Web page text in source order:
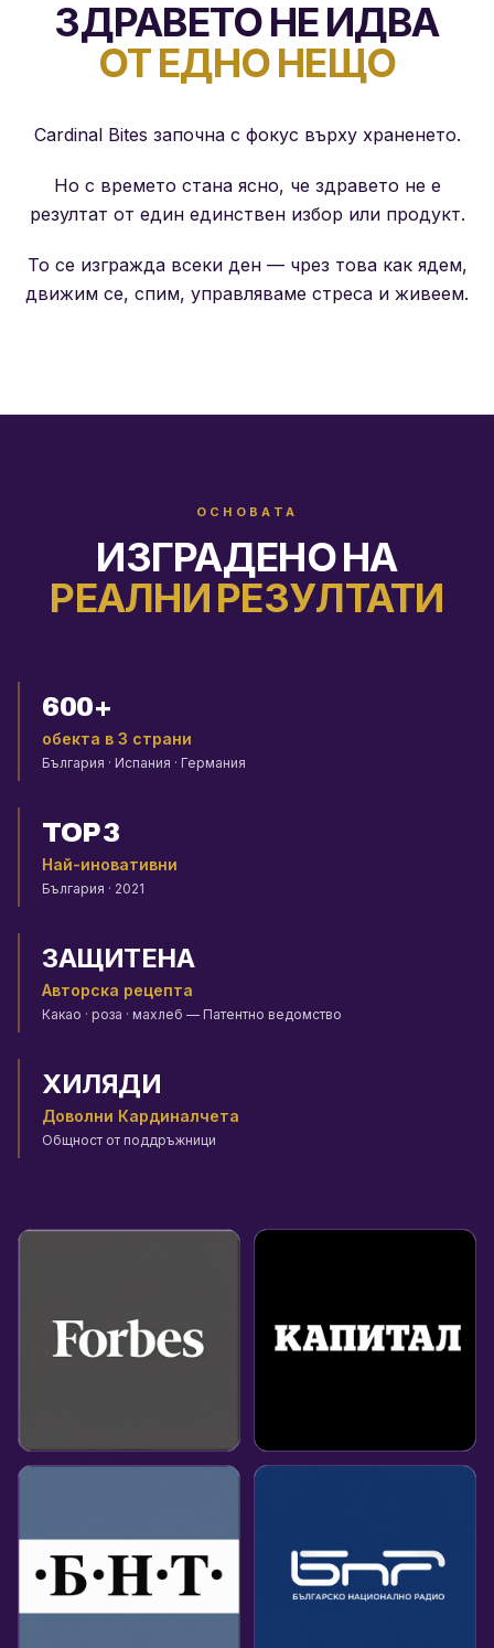
ЗДРАВЕТО НЕ ИДВА
ОТ ЕДНО НЕЩО
Cardinal Bites започна с фокус върху храненето.
Но с времето стана ясно, че здравето не е
резултат от един единствен избор или продукт.
То се изгражда всеки ден — чрез това как ядем,
движим се, спим, управляваме стреса и живеем.
ОСНОВАТА
ИЗГРАДЕНО НА
РЕАЛНИ РЕЗУЛТАТИ
600+
обекта в 3 страни
България · Испания · Германия
TOP 3
Най-иновативни
България · 2021
ЗАЩИТЕНА
Авторска рецепта
Какао · роза · махлеб — Патентно ведомство
ХИЛЯДИ
Доволни Кардиналчета
Общност от поддръжници